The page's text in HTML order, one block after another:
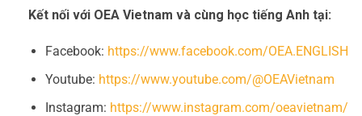
Kết nối với OEA Vietnam và cùng học tiếng Anh tại:
Facebook: https://www.facebook.com/OEA.ENGLISH
Youtube: https://www.youtube.com/@OEAVietnam
Instagram: https://www.instagram.com/oeavietnam/